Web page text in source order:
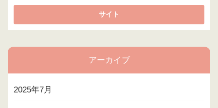
アーカイブ
2025年7月